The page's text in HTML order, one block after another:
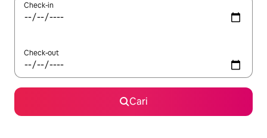
Check-in
Check-out
Cari